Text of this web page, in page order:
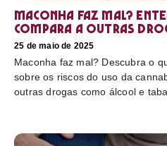
Maconha faz mal?
compara a outras
25 de maio de 2025
Maconha faz mal? Descubra o
sobre os riscos do uso da
outras drogas como álcool e